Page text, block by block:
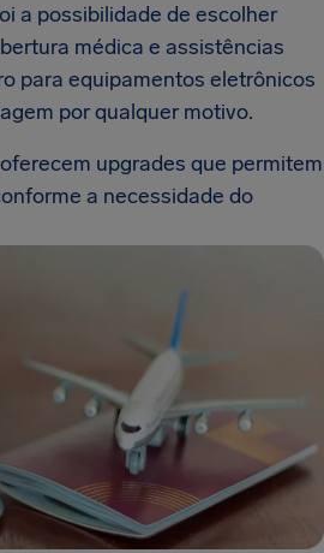
a possibilidade de escolher
médica e assistências
para equipamentos eletrônicos
por qualquer motivo.
upgrades que permitem
a necessidade do